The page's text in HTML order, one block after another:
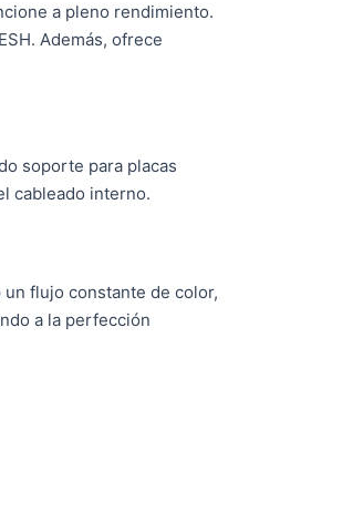
a pleno rendimiento.
Además, ofrece
soporte para placas
cableado interno.
flujo constante de color,
a la perfección